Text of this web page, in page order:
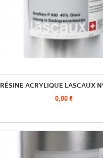
RÉSINE ACRYLIQUE LASCAUX
0,00 €